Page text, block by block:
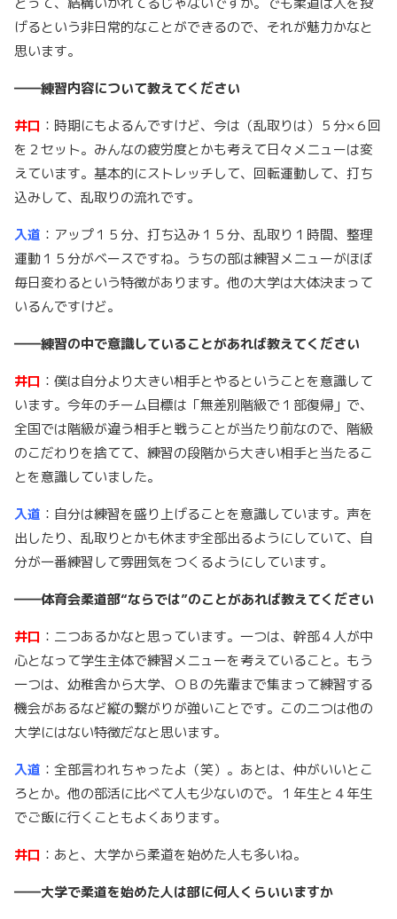
げるという非日常的なことができるので、それが魅力かなと
思います。
――練習内容について教えてください
井口 ：時期にもよるんですけど、今は（乱取りは）５分×６回
を２セット。みんなの疲労度とかも考えて日々メニューは変
えています。基本的にストレッチして、回転運動して、打ち
込みして、乱取りの流れです。
入道 ：アップ１５分、打ち込み１５分、乱取り１時間、整理
運動１５分がベースですね。うちの部は練習メニューがほぼ
毎日変わるという特徴があります。他の大学は大体決まって
いるんですけど。
――練習の中で意識していることがあれば教えてください
井口 ：僕は自分より大きい相手とやるということを意識して
います。今年のチーム目標は「無差別階級で１部復帰」で、
全国では階級が違う相手と戦うことが当たり前なので、階級
のこだわりを捨てて、練習の段階から大きい相手と当たるこ
とを意識していました。
入道 ：自分は練習を盛り上げることを意識しています。声を
出したり、乱取りとかも休まず全部出るようにしていて、自
分が一番練習して雰囲気をつくるようにしています。
――体育会柔道部“ならでは”のことがあれば教えてください
井口 ：二つあるかなと思っています。一つは、幹部４人が中
心となって学生主体で練習メニューを考えていること。もう
一つは、幼稚舎から大学、ＯＢの先輩まで集まって練習する
機会があるなど縦の繋がりが強いことです。この二つは他の
大学にはない特徴だなと思います。
入道 ：全部言われちゃったよ（笑）。あとは、仲がいいとこ
ろとか。他の部活に比べて人も少ないので。１年生と４年生
でご飯に行くこともよくあります。
井口 ：あと、大学から柔道を始めた人も多いね。
――大学で柔道を始めた人は部に何人くらいいますか